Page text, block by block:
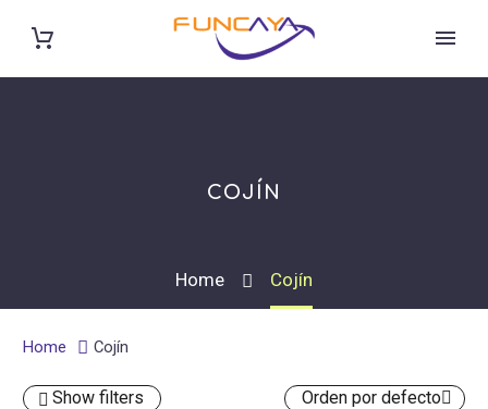
COJÍN
Home Cojín
Home Cojín
Show filters Orden por defecto